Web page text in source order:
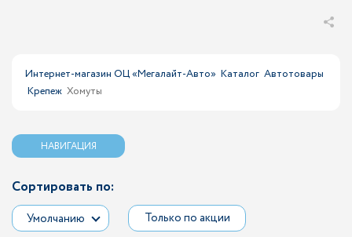
Интернет-магазин ОЦ «Мегалайт-Авто» Каталог Автотовары
Крепеж Хомуты
НАВИГАЦИЯ
Сортировать по:
Умолчанию Только по акции